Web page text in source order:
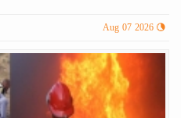
Aug 07 2026